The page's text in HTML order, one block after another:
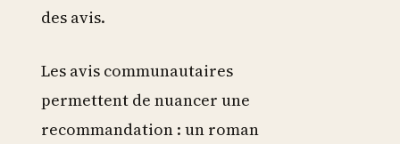
des avis.
Les avis communautaires
permettent de nuancer une
recommandation : un roman